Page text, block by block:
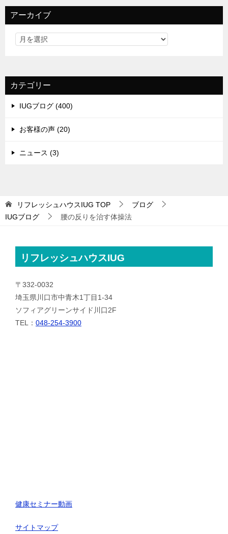
アーカイブ
カテゴリー
IUGブログ (400)
お客様の声 (20)
ニュース (3)
リフレッシュハウスIUG TOP
ブログ
IUGブログ
腰の反りを治す体操法
リフレッシュハウスIUG
〒332-0032
埼玉県川口市中青木1丁目1-34
ソフィアグリーンサイド川口2F
TEL： 048-254-3900
健康セミナー動画
サイトマップ